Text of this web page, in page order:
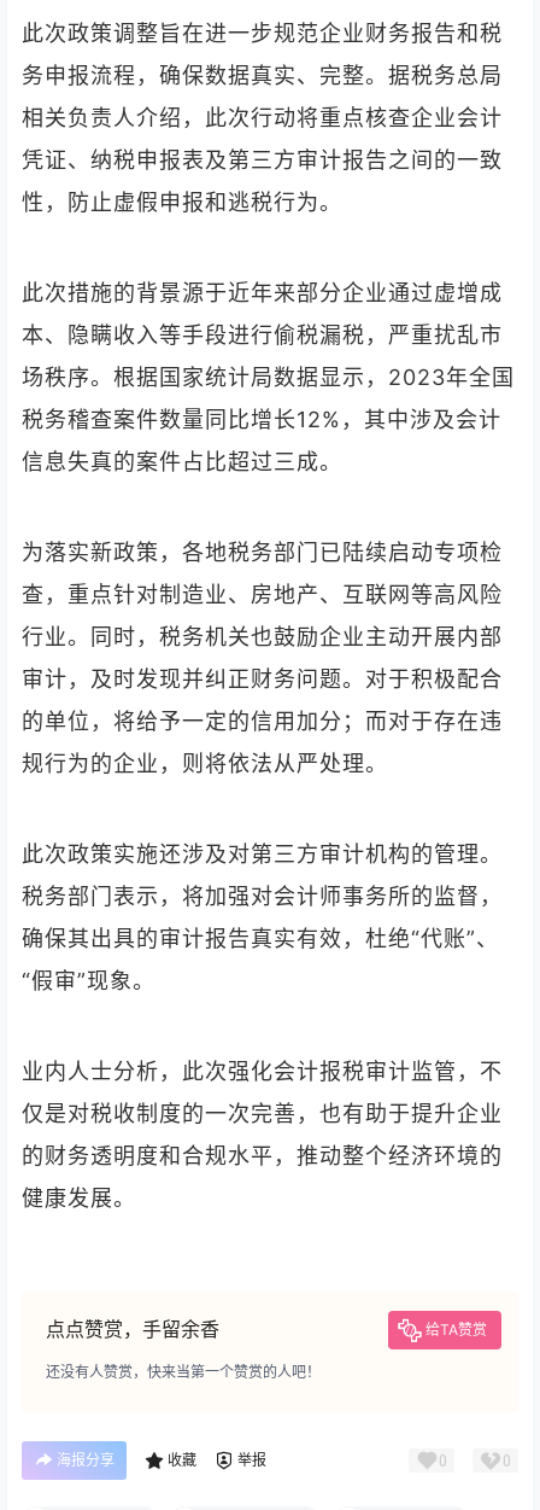
此次政策调整旨在进一步规范企业财务报告和税
务申报流程，确保数据真实、完整。据税务总局
相关负责人介绍，此次行动将重点核查企业会计
凭证、纳税申报表及第三方审计报告之间的一致
性，防止虚假申报和逃税行为。
此次措施的背景源于近年来部分企业通过虚增成
本、隐瞒收入等手段进行偷税漏税，严重扰乱市
场秩序。根据国家统计局数据显示，2023年全国
税务稽查案件数量同比增长12%，其中涉及会计
信息失真的案件占比超过三成。
为落实新政策，各地税务部门已陆续启动专项检
查，重点针对制造业、房地产、互联网等高风险
行业。同时，税务机关也鼓励企业主动开展内部
审计，及时发现并纠正财务问题。对于积极配合
的单位，将给予一定的信用加分；而对于存在违
规行为的企业，则将依法从严处理。
此次政策实施还涉及对第三方审计机构的管理。
税务部门表示，将加强对会计师事务所的监督，
确保其出具的审计报告真实有效，杜绝“代账”、
“假审”现象。
业内人士分析，此次强化会计报税审计监管，不
仅是对税收制度的一次完善，也有助于提升企业
的财务透明度和合规水平，推动整个经济环境的
健康发展。
点点赞赏，手留余香 给TA赞赏
还没有人赞赏，快来当第一个赞赏的人吧！
海报分享 收藏 举报 0 0